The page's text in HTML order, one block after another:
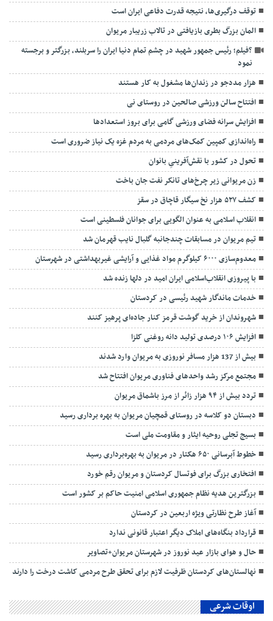
توقف درگیری‌ها، نتیجه قدرت دفاعی ایران است
المان بزرگ بطری بازیافتی در تالاب زریبار مریوان
?فیلم؛ رئیس جمهور شهید در چشم تمام دنیا ایران را سربلند، بزرگتر و برجسته
نمود
هزار مددجو در زندان‌ها مشغول به کار هستند
افتتاح سالن ورزشی صالحین در روستای نی
افزایش سرانه فضای ورزشی گامی برای بروز استعدادها
راه‌اندازی کمپين کمک‌های مردمی به مردم غزه یک نیاز ضروری است
تحول در کشور با نقش‌آفرینیِ بانوان
زن مریوانی زیر چرخ‌های تانکر نفت جان باخت
کشف ۵۲۷ هزار نخ سیگار قاچاق در سقز
انقلاب اسلامی به عنوان الگویی برای جوانان فلسطینی است
تیم مریوان در مسابقات چندجانبه گلبال نایب قهرمان شد
معدوم‌سازی ۶۰۰۰ کیلوگرم مواد غذایی و آرایشی غیربهداشتی در شهرستان
با پیروزی انقلاب‌اسلامی ایران امید در دلها زنده شد
خدمات ماندگار شهید رئیسی در کردستان
شهروندان از خرید گوشت قرمز کنار جاده‌ای پرهیز کنند
افزایش ۱۰۶ درصدی تولید دانه روغنی کلزا
بیش از 137 هزار مسافر نوروزی به مریوان وارد شدند
مجتمع مرکز رشد واحد‌های فناوری مریوان افتتاح شد
تردد بیش از ۹۴ هزار زائر از مرز باشماق مریوان
دبستان دو کلاسه در روستای قمچیان مریوان به بهره برداری رسید
بسیج تجلی روحیه ایثار و مقاومت ملی است
خطوط آبرسانی ۶۵۰ هکتار در مریوان به بهره‌برداری رسید
افتخاری بزرگ برای فوتسال کردستان و مریوان رقم خورد
بزرگترین هدیه نظام جمهوری اسلامی امنیت حاکم بر کشور است
آغاز طرح نظارتی ویژه اربعین در کردستان
قرارداد بنگاه‌های املاک دیگر اعتبار قانونی ندارد
حال و هوای بازار عید نوروز در شهرستان مریوان+تصاویر
نهالستان‌های کردستان ظرفیت لازم برای تحقق طرح مردمی کاشت درخت را دارند
اوقات شرعی